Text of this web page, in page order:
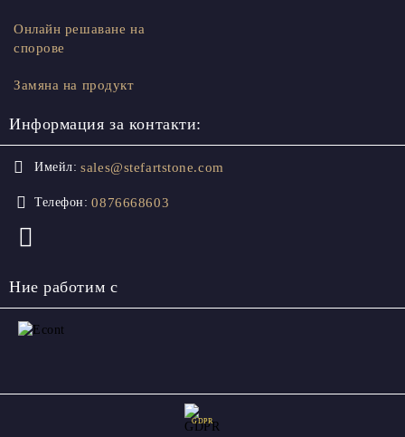
Онлайн решаване на
спорове
Замяна на продукт
Информация за контакти:
Имейл: sales@stefartstone.com
Телефон: 0876668603
Ние работим с
GDPR